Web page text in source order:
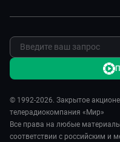
© 1992-2026. Закрытое
телерадиокомпания «Мир»
Все права на любые
соответствии с российским и